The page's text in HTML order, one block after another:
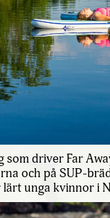
som driver Far
och på SUP-
unga kvinnor i